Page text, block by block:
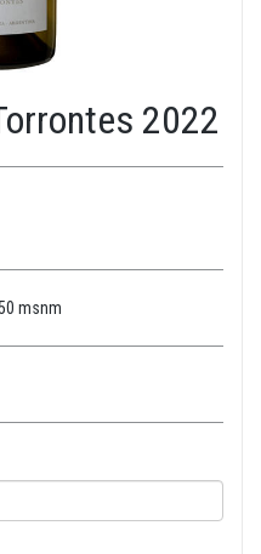
2022
msnm